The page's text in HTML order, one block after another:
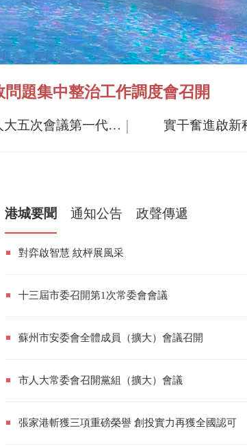
題集中整治工作調度會召開
沈晶參加市十五屆人大五次會議第一代表團審議時強調 抓發展 惠民生 守底線 實干奮進啟新
港城要聞 通知公告 政聲傳遞
對弈啟智慧 紋枰展風采
十三屆市委召開第1次常委會會議
蘇州市安委會全體成員（擴大）會議召開
市人大常委會召開黨組（擴大）會議
張家港斬獲三項重磅榮譽 創投實力再獲全國認可